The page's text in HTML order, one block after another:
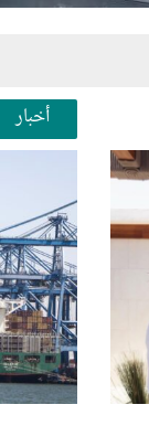
أخبار